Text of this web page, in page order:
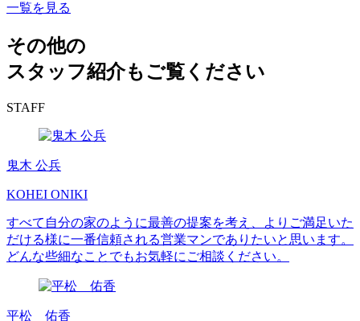
一覧を見る
その他の
スタッフ紹介もご覧ください
STAFF
鬼木 公兵
KOHEI ONIKI
すべて自分の家のように最善の提案を考え、よりご満足いた
だける様に一番信頼される営業マンでありたいと思います。
どんな些細なことでもお気軽にご相談ください。
平松 佑香